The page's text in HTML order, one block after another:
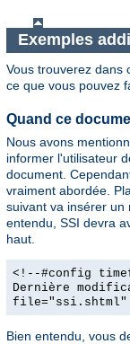
Exemples
Vous trouverez dans
ce que vous pouvez
Quand ce
Nous avons
informer l'utilisateur
document.
vraiment abordée.
suivant va insérer un
entendu, SSI devra
haut.
<!--#config
Dernière
Bien entendu, vous